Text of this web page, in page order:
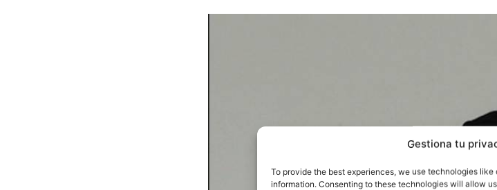
Gestiona tu
To provide the best experiences, we use technologies
information. Consenting to these technologies will allow